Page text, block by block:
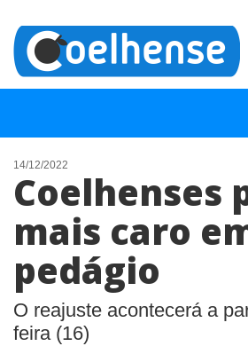
NOTÍCIAS
LISTA DIGITAL
TELEFONES ÚTEIS
CONTATO
ANUNCIE
14/12/2022
Coelhenses
mais caro
pedágio
O reajuste acontecerá a
feira (16)